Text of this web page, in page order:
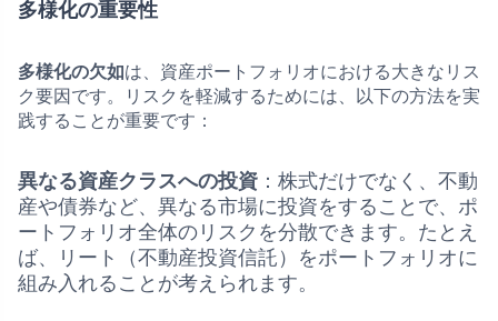
多様化の重要性
多様化の欠如は、資産ポートフォリオにおける大きなリス
ク要因です。リスクを軽減するためには、以下の方法を実
践することが重要です：
異なる資産クラスへの投資 ：株式だけでなく、不動
産や債券など、異なる市場に投資をすることで、ポ
ートフォリオ全体のリスクを分散できます。たとえ
ば、リート（不動産投資信託）をポートフォリオに
組み入れることが考えられます。